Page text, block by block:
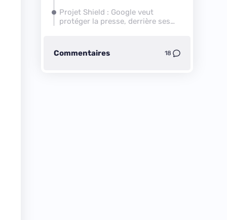
Projet Shield : Google veut
protéger la presse, derrière ses
Commentaires 18